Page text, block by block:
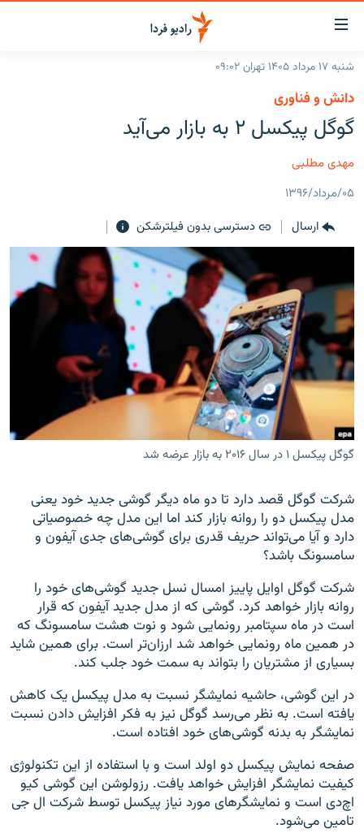
لینک‌های
قابلیت
دسترسی
بازگشت
به
منوی
اصلی
جستجو
ایران
جهان
رادیو
انتخاب کنید و بشنوید
برنامه‌های رادیویی
پادکست
چندرسانه‌ای
گزارش‌های تصویری
گزارش‌های ویدئویی
English
به ما بپیوندید
زبان‌های دیگر
شنبه ۱۷ مرداد ۱۴۰۵ تهران ۰۹:۰۲
دانش و فناوری
گوگل پیکسل ۲ به بازار می‌آید
مهدی مطلبی
۰۵/مرداد/۱۳۹۶
ارسال
دسترسی بدون فیلترشکن
گوگل پیکسل ۱ در سال ۲۰۱۶ به بازار عرضه شد
شرکت گوگل قصد دارد تا دو ماه دیگر گوشی جدید خود یعنی
مدل پیکسل دو را روانه بازار کند اما این مدل چه خصوصیاتی
دارد و آیا می‌تواند حریف قدری برای گوشی‌های جدی آیفون و
سامسونگ باشد؟
شرکت گوگل اوایل پاییز امسال نسل جدید گوشی‌های خود را
روانه بازار خواهد کرد. گوشی که از مدل جدید آیفون که قرار
است در ماه سپتامبر رونمایی شود و نوت هشت سامسونگ که
در همین ماه رونمایی خواهد شد ارزان‌تر است. برای همین شاید
بسیاری از مشتریان را بتواند به سمت خود جلب کند.
در این گوشی، حاشیه نمایشگر نسبت به مدل پیکسل یک کاهش
یافته است. به نظر می‌رسد گوگل نیز به فکر افزایش دادن نسبت
نمایشگر به بدنه‌ گوشی‌های خود افتاده است.
صفحه نمایش پیکسل دو اولد است و با استفاده از این تکنولوژی
کیفیت نمایشگر افزایش خواهد یافت. رزولوشن این گوشی کیو
اچ‌دی است و نمایشگر‌های مورد نیاز پیکسل توسط شرکت ال جی
تامین می‌شود.